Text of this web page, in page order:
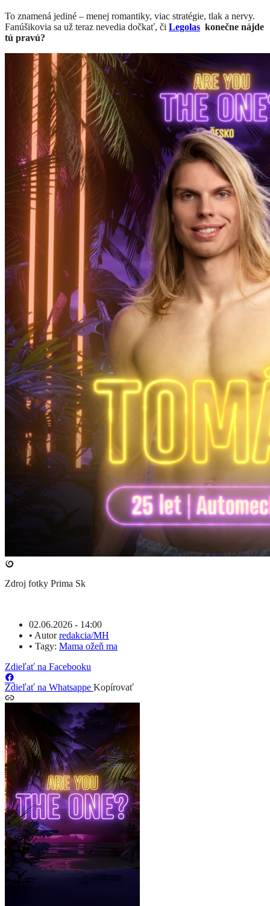
To znamená jediné – menej romantiky, viac stratégie, tlak a nervy.
Fanúšikovia sa už teraz nevedia dočkať, či Legolas konečne nájde
tú pravú?
Zdroj fotky Prima Sk
02.06.2026 - 14:00
• Autorredakcia/MH
• Tagy: Mama ožeň ma
Zdieľať na Facebooku
Zdieľať na Whatsappe Kopírovať